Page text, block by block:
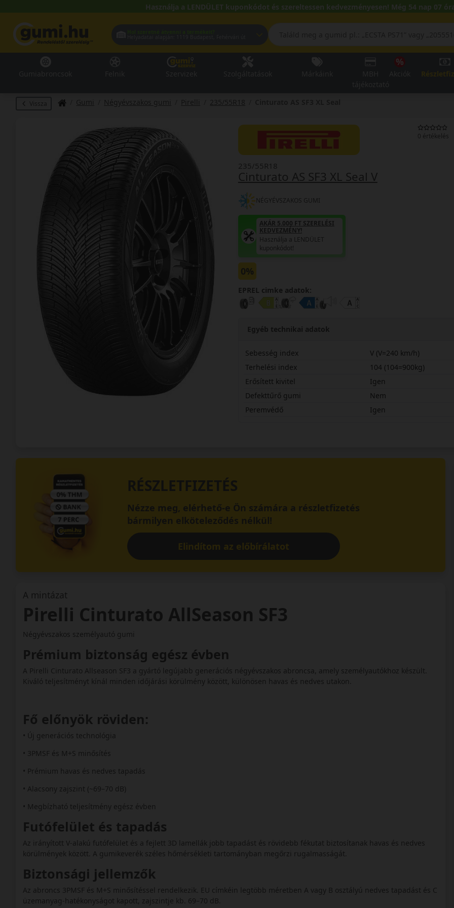
Használja a LENDÜLET kuponkódot és szereltessen kedvezményesen! Még 54 nap 07
Vissza Gumi Négyévszakos gumi Pirelli 235/55R18
0 értékelés
Cinturato AS SF3 XL Seal V
235/55R18
NÉGYÉVSZAKOS GUMI
AKÁR 5.000 FT SZERELÉSI
KEDVEZMÉNY!
Használja a LENDÜLET
kuponkódot!
0%
EPREL cimke adatok:
Egyéb technikai adatok
Sebesség index
V (V=240 km/h)
Terhelési index
104 (104=900kg)
Erősített kivitel
Igen
Defekttűrő gumi
Nem
Peremvédő
Igen
RÉSZLETFIZETÉS
Nézze meg, elérhető-e Ön számára a részletfizetés
bármilyen elköteleződés nélkül!
Elindítom az előbírálatot
A mintázat
Pirelli Cinturato AllSeason SF3
Négyévszakos személyautó gumi
Prémium biztonság egész évben
A Pirelli Cinturato Allseason SF3 a gyártó legújabb generációs négyévszakos abroncsa, amely személyautókhoz készült.
Kiváló teljesítményt kínál minden időjárási körülmény között, különösen havas és nedves utakon.
Fő előnyök röviden:
• Új generációs technológia
• 3PMSF és M+S minősítés
• Prémium havas és nedves tapadás
• Alacsony zajszint (~69–70 dB)
• Megbízható teljesítmény egész évben
Futófelület és tapadás
Az irányított V-alakú futófelület és a fejlett 3D lamellák jobb tapadást és rövidebb fékutat biztosítanak havas és nedves
körülmények között. A gumikeverék széles hőmérsékleti tartományban megőrzi rugalmasságát.
Biztonsági jellemzők
Az abroncs 3PMSF és M+S minősítéssel rendelkezik. EU címkéin legtöbb méretben A vagy B osztályú nedves tapadást és C
üzemanyag-hatékonyságot kapott, zajszintje kb. 69–70 dB.